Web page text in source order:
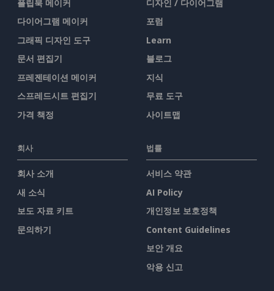
플립북 메이커
다이어그램 메이커
그래픽 디자인 도구
문서 편집기
프레젠테이션 메이커
스프레드시트 편집기
가격 책정
디자인 / 다이어그램
포럼
Learn
블로그
지식
무료 도구
사이트맵
회사
회사 소개
새 소식
보도 자료 키트
문의하기
법률
서비스 약관
AI Policy
개인정보 보호정책
Content Guidelines
보안 개요
악용 신고